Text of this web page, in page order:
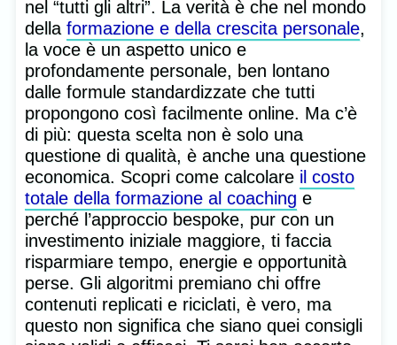
nel “tutti gli altri”. La verità è che nel mondo
della formazione e della crescita personale,
la voce è un aspetto unico e
profondamente personale, ben lontano
dalle formule standardizzate che tutti
propongono così facilmente online. Ma c’è
di più: questa scelta non è solo una
questione di qualità, è anche una questione
economica. Scopri come calcolare il costo
totale della formazione al coaching e
perché l’approccio bespoke, pur con un
investimento iniziale maggiore, ti faccia
risparmiare tempo, energie e opportunità
perse. Gli algoritmi premiano chi offre
contenuti replicati e riciclati, è vero, ma
questo non significa che siano quei consigli